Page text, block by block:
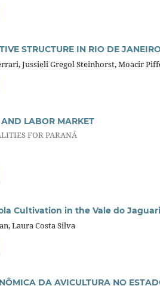
STRUCTURE IN RIO DE
Jussieli Gregol Steinhorst, Moacir
LABOR MARKET
FOR PARANÁ
Cultivation in the Vale do
Laura Costa Silva
DA AVICULTURA NO